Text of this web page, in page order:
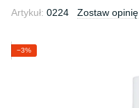
Artykuł: 0224 Zostaw opinię
−3%